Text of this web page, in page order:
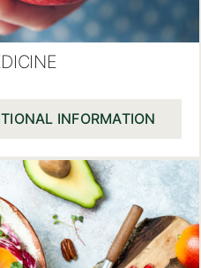
INFORMATION